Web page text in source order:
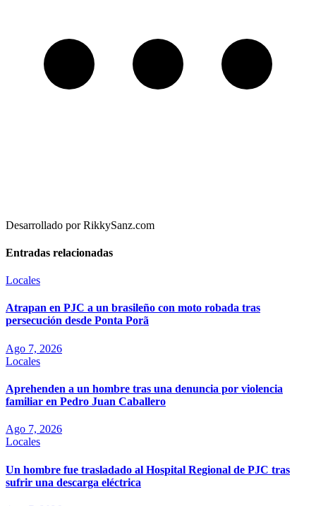
Desarrollado por RikkySanz.com
Entradas relacionadas
Locales
Atrapan en PJC a un brasileño con moto robada tras
persecución desde Ponta Porã
Ago 7, 2026
Locales
Aprehenden a un hombre tras una denuncia por violencia
familiar en Pedro Juan Caballero
Ago 7, 2026
Locales
Un hombre fue trasladado al Hospital Regional de PJC tras
sufrir una descarga eléctrica